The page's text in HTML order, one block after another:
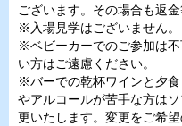
ございます。その場合も返金
※入場見学はございません。
※ベビーカーでのご参加は
い方はご遠慮ください。
※バーでの乾杯ワインと夕
やアルコールが苦手な方は
更いたします。変更をご希